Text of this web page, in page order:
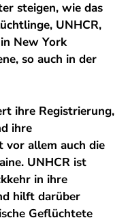
steigen, wie das
UNHCR,
New York
so auch in der
ihre Registrierung,
ihre
allem auch die
UNHCR ist
in ihre
hilft darüber
Geflüchtete